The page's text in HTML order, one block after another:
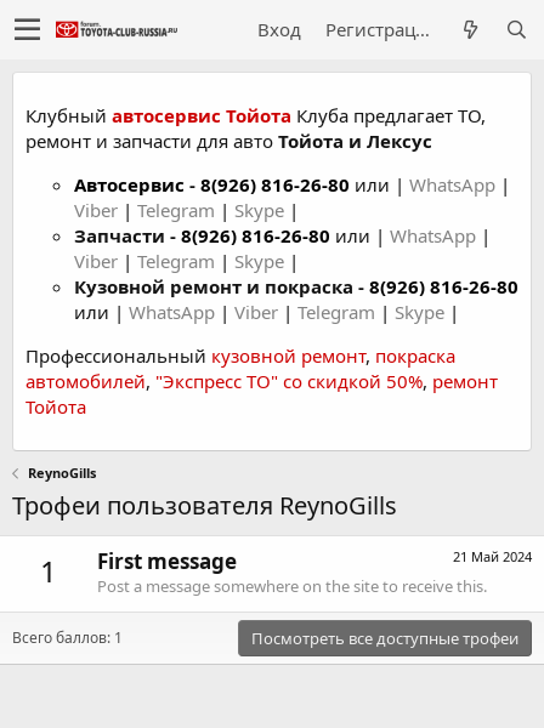
Вход Регистрация
Клубный автосервис Тойота Клуба предлагает ТО,
ремонт и запчасти для авто Тойота и Лексус
Автосервис - 8(926) 816-26-80 или | WhatsApp |
Viber | Telegram | Skype |
Запчасти - 8(926) 816-26-80 или | WhatsApp |
Viber | Telegram | Skype |
Кузовной ремонт и покраска - 8(926) 816-26-80
или | WhatsApp | Viber | Telegram | Skype |
Профессиональный кузовной ремонт, покраска
автомобилей, "Экспресс ТО" со скидкой 50%, ремонт
Тойота
ReynoGills
Трофеи пользователя ReynoGills
1 21 Май 2024
First message
Post a message somewhere on the site to receive this.
Всего баллов: 1 Посмотреть все доступные трофеи